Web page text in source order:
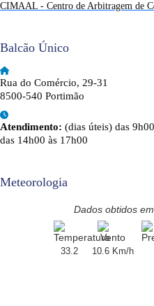
CIMAAL - Centro de Arbitragem de
Balcão Único
Rua do Comércio, 29-31
8500-540 Portimão
Atendimento: (dias úteis) das
das 14h00 às 17h00
Meteorologia
Dados obtidos
33.2 10.6 Km/h